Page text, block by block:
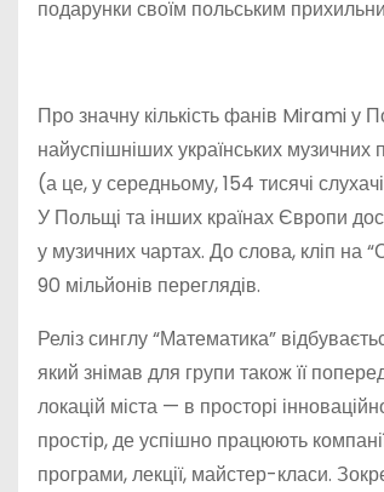
подарунки своїм польським
Про значну кількість фанів Mirami
найуспішніших українських
(а це, у середньому, 154 тисячі
У Польщі та інших країнах Європи
у музичних чартах. До слова, кліп на
90 мільйонів переглядів.
Реліз синглу “Математика”
який знімав для групи також її
локацій міста — в просторі
простір, де успішно працюють
програми, лекції, майстер-класи.